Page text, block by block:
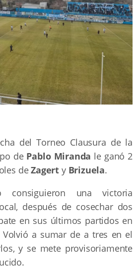
del Torneo Clausura de la
de Pablo Miranda le ganó 2
deZagert y Brizuela.
consiguieron una victoria
después de cosechar dos
en sus últimos partidos en
Volvió a sumar de a tres en el
y se mete provisoriamente